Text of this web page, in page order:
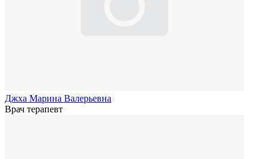
Джха Марина Валерьевна
Врач терапевт